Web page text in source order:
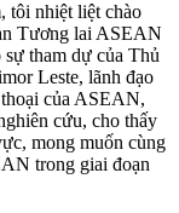
tôi nhiệt liệt chào
Tương lai ASEAN
tham dự của Thủ
Leste, lãnh đạo
của ASEAN,
cứu, cho thấy
mong muốn cùng
trong giai đoạn